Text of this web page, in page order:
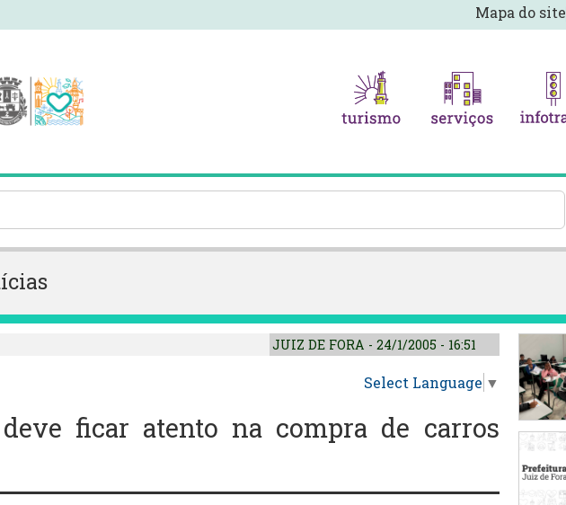
Mapa do site
JUIZ DE FORA - 24/1/2005 - 16:51
Select Language ▼
ficar atento na compra de carros